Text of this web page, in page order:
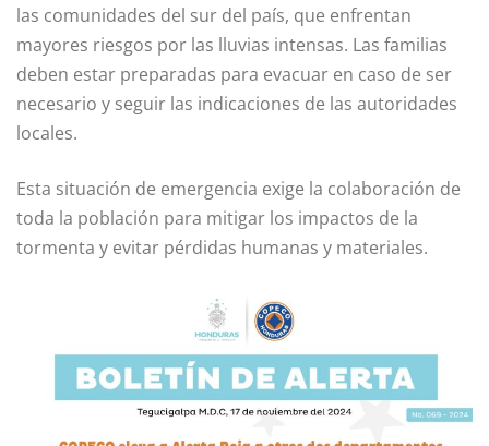
las comunidades del sur del país, que enfrentan
mayores riesgos por las lluvias intensas. Las familias
deben estar preparadas para evacuar en caso de ser
necesario y seguir las indicaciones de las autoridades
locales.
Esta situación de emergencia exige la colaboración de
toda la población para mitigar los impactos de la
tormenta y evitar pérdidas humanas y materiales.